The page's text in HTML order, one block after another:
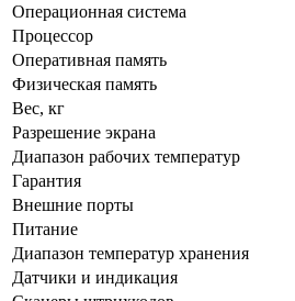
Операционная система
Процессор
Оперативная память
Физическая память
Вес, кг
Разрешение экрана
Диапазон рабочих температур
Гарантия
Внешние порты
Питание
Диапазон температур хранения
Датчики и индикация